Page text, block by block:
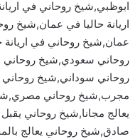
ابوظبي,شيخ روحاني في
اريانة حاليا في عمان,شيخ
عمان,شيخ روحاني في
روحاني سعودي,شيخ
روحاني سوداني,شيخ
مجرب,شيخ روحاني
يعالج مجانا,شيخ روحاني
صادق,شيخ روحاني يعالج